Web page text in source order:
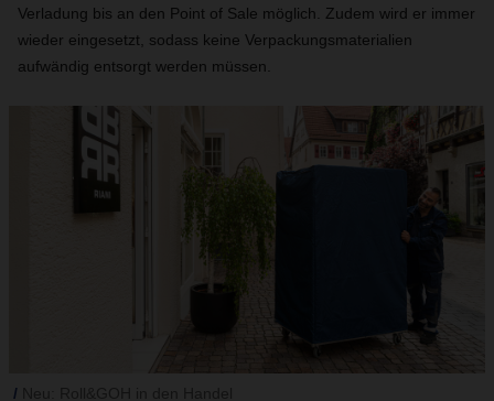
Verladung bis an den Point of Sale möglich. Zudem wird er immer
wieder eingesetzt, sodass keine Verpackungsmaterialien
aufwändig entsorgt werden müssen.